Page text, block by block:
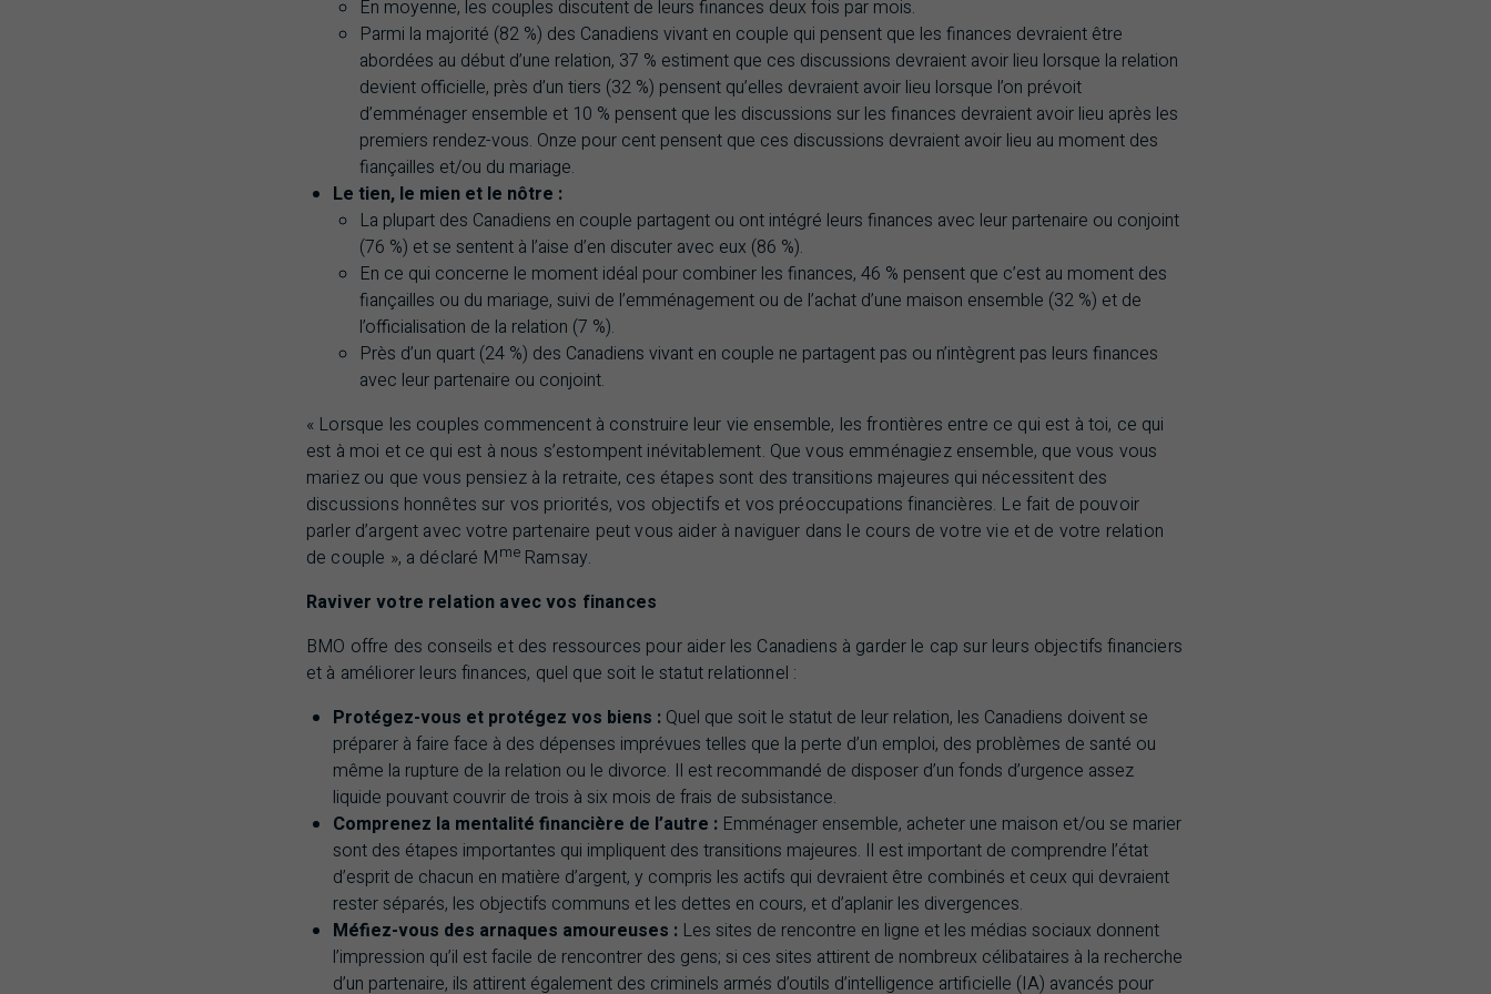
En moyenne, les couples discutent de leurs finances deux fois par mois.
Parmi la majorité (82 %) des Canadiens vivant en couple qui pensent que les finances devraient être
abordées au début d’une relation, 37 % estiment que ces discussions devraient avoir lieu lorsque la relation
devient officielle, près d’un tiers (32 %) pensent qu’elles devraient avoir lieu lorsque l’on prévoit
d’emménager ensemble et 10 % pensent que les discussions sur les finances devraient avoir lieu après les
premiers rendez-vous. Onze pour cent pensent que ces discussions devraient avoir lieu au moment des
fiançailles et/ou du mariage.
Le tien, le mien et le nôtre :
La plupart des Canadiens en couple partagent ou ont intégré leurs finances avec leur partenaire ou conjoint
(76 %) et se sentent à l’aise d’en discuter avec eux (86 %).
En ce qui concerne le moment idéal pour combiner les finances, 46 % pensent que c’est au moment des
fiançailles ou du mariage, suivi de l’emménagement ou de l’achat d’une maison ensemble (32 %) et de
l’officialisation de la relation (7 %).
Près d’un quart (24 %) des Canadiens vivant en couple ne partagent pas ou n’intègrent pas leurs finances
avec leur partenaire ou conjoint.
« Lorsque les couples commencent à construire leur vie ensemble, les frontières entre ce qui est à toi, ce qui
est à moi et ce qui est à nous s’estompent inévitablement. Que vous emménagiez ensemble, que vous vous
mariez ou que vous pensiez à la retraite, ces étapes sont des transitions majeures qui nécessitent des
discussions honnêtes sur vos priorités, vos objectifs et vos préoccupations financières. Le fait de pouvoir
parler d’argent avec votre partenaire peut vous aider à naviguer dans le cours de votre vie et de votre relation
de couple », a déclaré Mme Ramsay.
Raviver votre relation avec vos finances
BMO offre des conseils et des ressources pour aider les Canadiens à garder le cap sur leurs objectifs financiers
et à améliorer leurs finances, quel que soit le statut relationnel :
Protégez-vous et protégez vos biens : Quel que soit le statut de leur relation, les Canadiens doivent se
préparer à faire face à des dépenses imprévues telles que la perte d’un emploi, des problèmes de santé ou
même la rupture de la relation ou le divorce. Il est recommandé de disposer d’un fonds d’urgence assez
liquide pouvant couvrir de trois à six mois de frais de subsistance.
Comprenez la mentalité financière de l’autre : Emménager ensemble, acheter une maison et/ou se marier
sont des étapes importantes qui impliquent des transitions majeures. Il est important de comprendre l’état
d’esprit de chacun en matière d’argent, y compris les actifs qui devraient être combinés et ceux qui devraient
rester séparés, les objectifs communs et les dettes en cours, et d’aplanir les divergences.
Méfiez-vous des arnaques amoureuses : Les sites de rencontre en ligne et les médias sociaux donnent
l’impression qu’il est facile de rencontrer des gens; si ces sites attirent de nombreux célibataires à la recherche
d’un partenaire, ils attirent également des criminels armés d’outils d’intelligence artificielle (IA) avancés pour